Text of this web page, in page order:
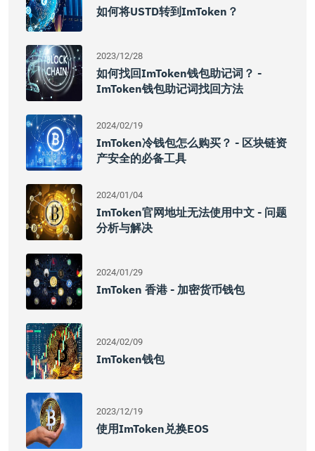
如何将USTD转到imToken？
2023/12/28
如何找回imToken钱包助记词？ -
ImToken钱包助记词找回方法
2024/02/19
ImToken冷钱包怎么购买？ - 区块链资
产安全的必备工具
2024/01/04
ImToken官网地址无法使用中文 - 问题
分析与解决
2024/01/29
ImToken 香港 - 加密货币钱包
2024/02/09
ImToken钱包
2023/12/19
使用imToken兑换EOS